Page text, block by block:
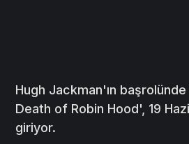
Hugh Jackman'ın başrolünde
Death of Robin Hood', 19
giriyor.